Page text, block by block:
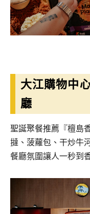
大江購物中
廳
聖誕聚餐推薦『檀島
撻、菠蘿包、干炒牛
餐廳氛圍讓人一秒到